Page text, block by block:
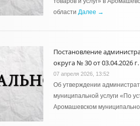
области Далее →
Постановление
округа № 30 от 03.04.2026 г.
07 апреля 2026, 13:52
Об утверждении
муниципальной услуги «По
Аромашевском